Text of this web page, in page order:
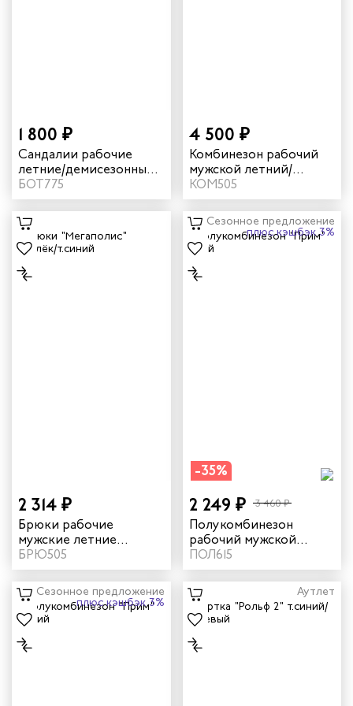
1 800 ₽
Сандалии рабочие
летние/демисезонные
"Трейсер" AX16 с КП
цвет серый
БОТ775
4 500 ₽
Комбинезон рабочий
мужской летний/
демисезонный
"Мегаполис" цвет
василек/темно-синий
КОМ505
2 314 ₽
Брюки рабочие
мужские летние
"Мегаполис" цвет
василек/темно-синий
БРЮ505
Сезонное предложение
плюс кэшбэк 3%
-35%
2 249 ₽ 3 460 ₽
Полукомбинезон
рабочий мужской
зимний "Прим" цвет
серый
ПОЛ615
Сезонное предложение
плюс кэшбэк 3%
Аутлет